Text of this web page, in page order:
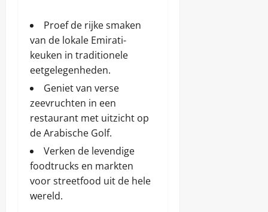
Proef de rijke smaken
van de lokale Emirati-
keuken in traditionele
eetgelegenheden.
Geniet van verse
zeevruchten in een
restaurant met uitzicht op
de Arabische Golf.
Verken de levendige
foodtrucks en markten
voor streetfood uit de hele
wereld.